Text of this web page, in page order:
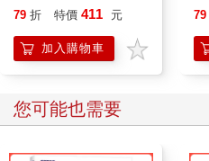
喵》作者最新力作，附
79 折 特價 411 元
加入購物車
79
您可能也需要